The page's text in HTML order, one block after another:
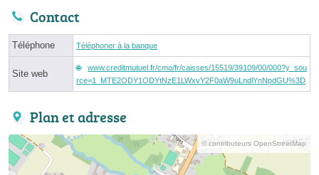
Contact
Téléphone Téléphoner à la banque
Site web
www.creditmutuel.fr/cmo/fr/caisses/15519/39109/00/000?y_sou
rce=1_MTE2ODY1ODYtNzE1LWxvY2F0aW9uLndlYnNpdGU%3D
Plan et adresse
© contributeurs OpenStreetMap